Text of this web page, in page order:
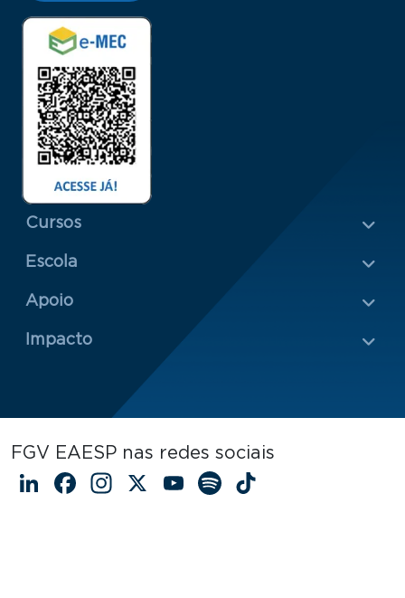
Menu Rodapé 1
Cursos
Escola
Rodapé 2
Apoio
Impacto
FGV EAESP nas redes sociais
LinkedIn
Facebook
Instagram
X YouTube
Spotify